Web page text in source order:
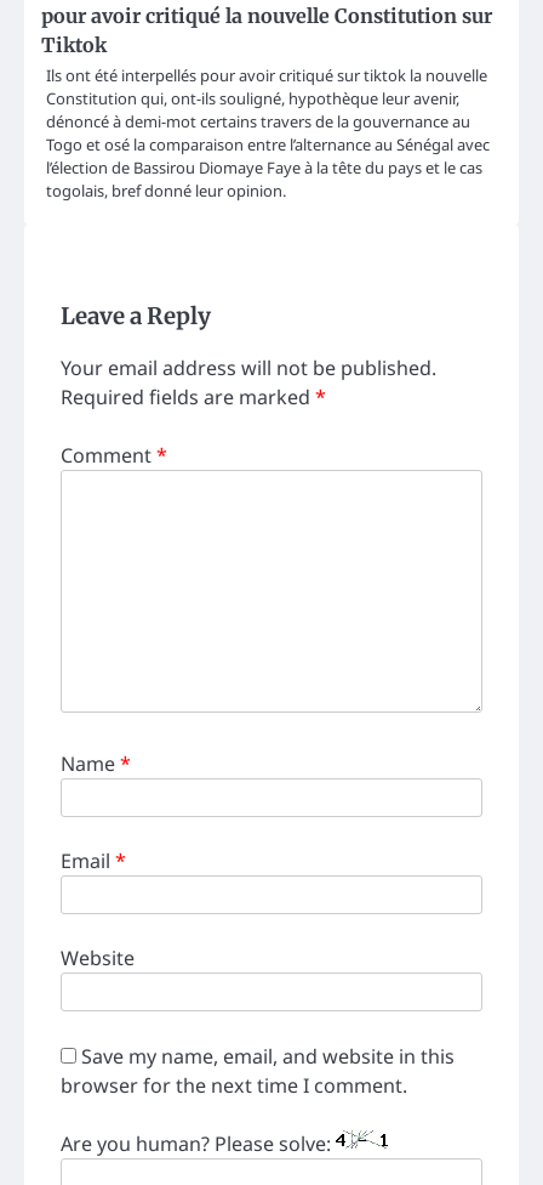
pour avoir critiqué la nouvelle Constitution sur
Tiktok
Ils ont été interpellés pour avoir critiqué sur tiktok la nouvelle
Constitution qui, ont-ils souligné, hypothèque leur avenir,
dénoncé à demi-mot certains travers de la gouvernance au
Togo et osé la comparaison entre l’alternance au Sénégal avec
l’élection de Bassirou Diomaye Faye à la tête du pays et le cas
togolais, bref donné leur opinion.
Leave a Reply
Your email address will not be published.
Required fields are marked *
Comment*
Name*
Email *
Website
Save my name, email, and website in this
browser for the next time I comment.
Are you human? Please solve: